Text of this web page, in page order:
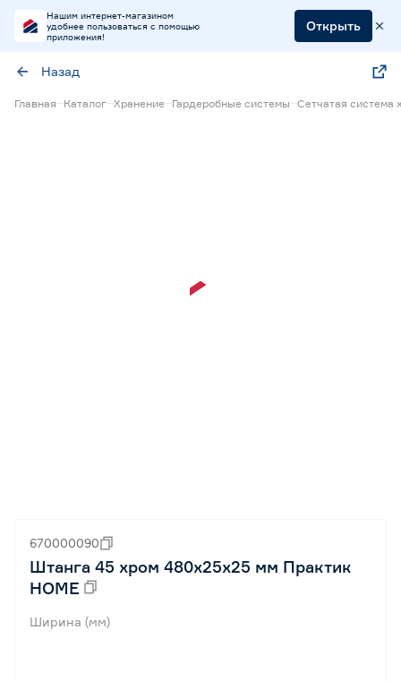
Нашим интернет-магазином
удобнее пользоваться с помощью
приложения!
Открыть
Назад
Главная Каталог Хранение Гардеробные системы Сетчатая система
670000090
Штанга 45 хром 480х25x25 мм Практик
HOME
Ширина (мм)